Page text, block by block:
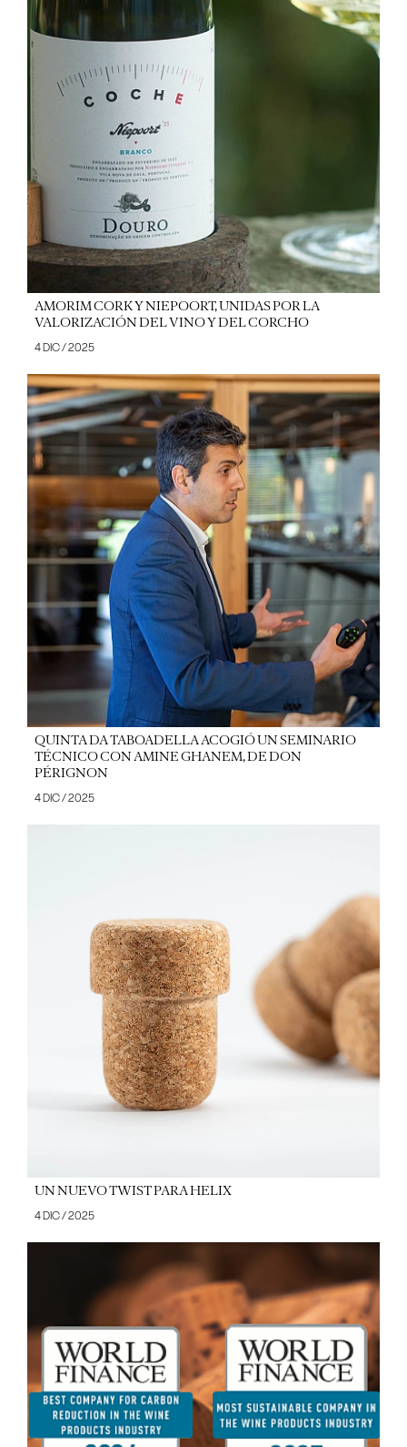
AMORIM CORK Y NIEPOORT, UNIDAS POR LA
VALORIZACIÓN DEL VINO Y DEL CORCHO
4 DIC / 2025
QUINTA DA TABOADELLA ACOGIÓ UN SEMINARIO
TÉCNICO CON AMINE GHANEM, DE DON
PÉRIGNON
4 DIC / 2025
UN NUEVO TWIST PARA HELIX
4 DIC / 2025